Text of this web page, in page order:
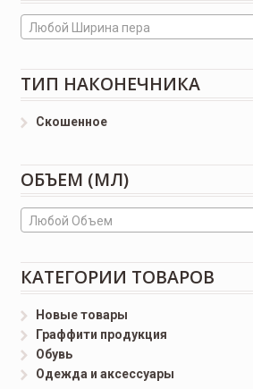
Любой Ширина пера
ТИП НАКОНЕЧНИКА
Скошенное
ОБЪЕМ (МЛ)
Любой Объем
КАТЕГОРИИ ТОВАРОВ
Новые товары
Граффити продукция
Обувь
Одежда и аксессуары